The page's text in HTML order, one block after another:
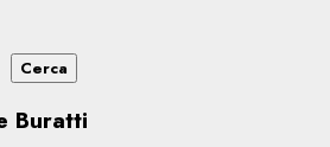
Cerca
Buratti